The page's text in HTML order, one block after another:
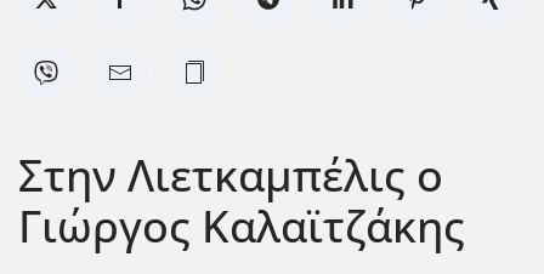
Στην Λιετκαμπέλις ο
Γιώργος Καλαϊτζάκης